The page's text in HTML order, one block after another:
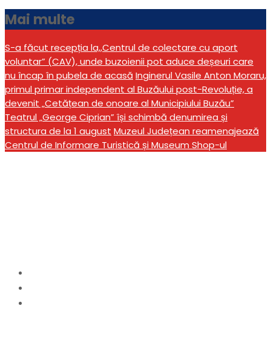
Mai multe
S-a făcut recepția la,,Centrul de colectare cu aport
voluntar” (CAV), unde buzoienii pot aduce deșeuri care
nu încap în pubela de acasă Inginerul Vasile Anton Moraru,
primul primar independent al Buzăului post-Revoluție, a
devenit „Cetățean de onoare al Municipiului Buzău”
Teatrul „George Ciprian” își schimbă denumirea și
structura de la 1 august Muzeul Județean reamenajează
Centrul de Informare Turistică și Museum Shop-ul